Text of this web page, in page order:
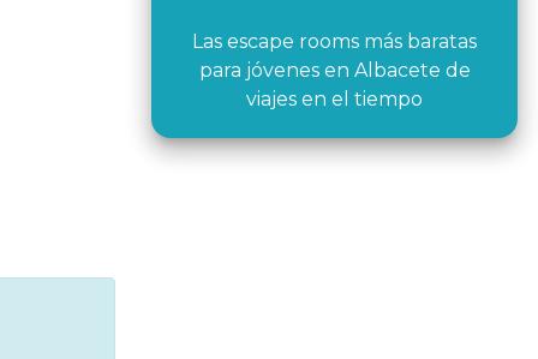
Las escape rooms más baratas
para jóvenes en Albacete de
viajes en el tiempo